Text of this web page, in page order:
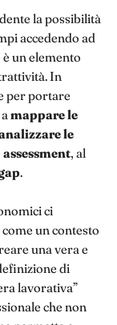
la possibilità
accedendo ad
un elemento
In
per portare
mappare le
le
assessment, al
.
ci
un contesto
una vera e
di
lavorativa”
che non